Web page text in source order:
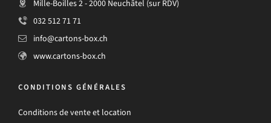
Mille-Boilles 2 - 2000 Neuchâtel (sur RDV)
032 512 71 71
info@cartons-box.ch
www.cartons-box.ch
CONDITIONS GÉNÉRALES
Conditions de vente et location